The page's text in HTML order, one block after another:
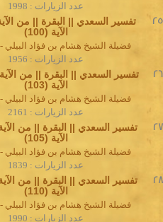
عدد الزيارات : 1998
الآية (100)
25
فضيلة الشيخ هشام بن فؤاد البيلي
عدد الزيارات : 1956
الآية (103)
26
فضيلة الشيخ هشام بن فؤاد البيلي
عدد الزيارات : 2161
الآية (105)
27
فضيلة الشيخ هشام بن فؤاد البيلي
عدد الزيارات : 1839
الآية (110)
28
فضيلة الشيخ هشام بن فؤاد البيلي
عدد الزيارات : 1990